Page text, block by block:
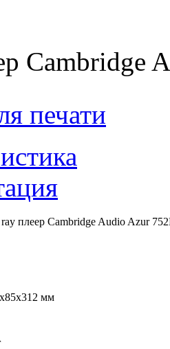
Cambridge
печати
плеер Cambridge Audio Azur
мм